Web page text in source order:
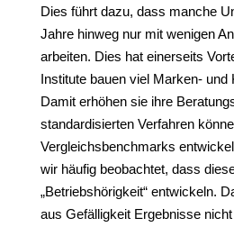
Dies führt dazu, dass manche
Jahre hinweg nur mit wenigen
arbeiten. Dies hat einerseits
Institute bauen viel Marken- und
Damit erhöhen sie ihre
standardisierten Verfahren
Vergleichsbenchmarks
wir häufig beobachtet, dass
„Betriebshörigkeit“ entwickeln.
aus Gefälligkeit Ergebnisse